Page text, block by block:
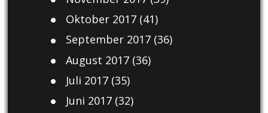
Oktober 2017(41)
September 2017(36)
August 2017(36)
Juli 2017(35)
Juni 2017(32)